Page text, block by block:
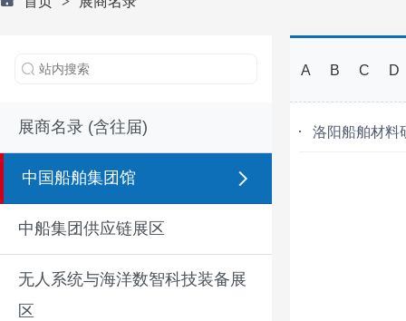
展商名录 (含往届)
中国船舶集团馆
中船集团供应链展区
无人系统与海洋数智科技装备展
区
A B C D
洛阳船舶材料